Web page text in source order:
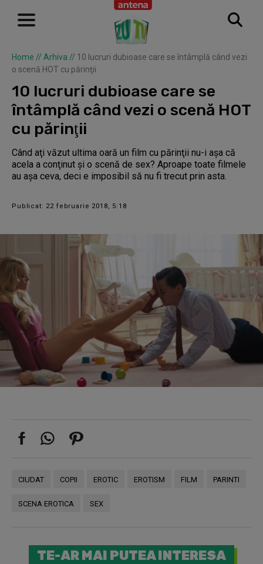
Home // Arhiva // 10 lucruri dubioase care se întâmplă când vezi
o scenă HOT cu părinţii
10 lucruri dubioase care se
întâmplă când vezi o scenă HOT
cu părinţii
Când aţi văzut ultima oară un film cu părinţii nu-i aşa că
acela a conţinut şi o scenă de sex? Aproape toate filmele
au aşa ceva, deci e imposibil să nu fi trecut prin asta.
Publicat: 22 februarie 2018, 5:18
CIUDAT COPII EROTIC EROTISM FILM PARINTI
SCENA EROTICA SEX
TE-AR MAI PUTEA INTERESA